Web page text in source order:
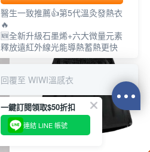
加入購物車
醫生一致推薦👍第5代溫灸發熱衣
🔥
🆕全新升級石墨烯+六大微量元素
釋放遠紅外線光能導熱蓄熱更快
回覆至 WIWI溫感衣
一鍵訂閱領取$50折扣
連結 LINE 帳號